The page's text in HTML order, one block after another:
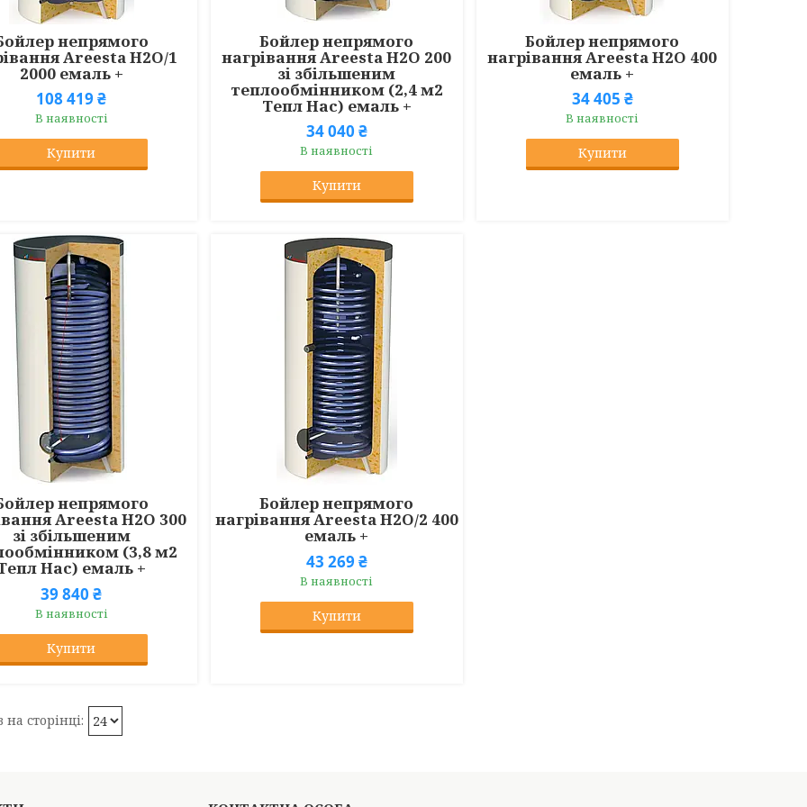
непрямого
Areesta H2O/1
2000 емаль +
108 419 ₴
В наявності
Купити
Бойлер непрямого
нагрівання Areesta H2O 200
зі збільшеним
теплообмінником (2,4 м2
Тепл Нас) емаль +
34 040 ₴
В наявності
Купити
Бойлер непрямого
нагрівання Areesta H2O 400
емаль +
34 405 ₴
В наявності
Купити
непрямого
Areesta H2O 300
зі збільшеним
(3,8 м2
Нас) емаль +
39 840 ₴
В наявності
Купити
Бойлер непрямого
нагрівання Areesta H2O/2 400
емаль +
43 269 ₴
В наявності
Купити